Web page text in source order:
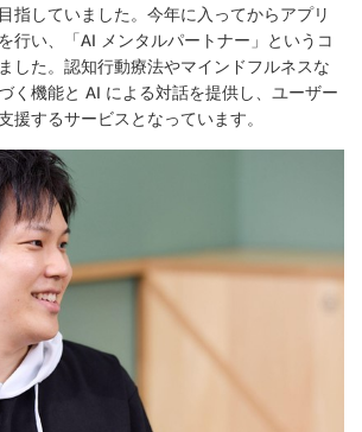
指していました。今年に入ってからアプリ
行い、「AI メンタルパートナー」というコ
した。認知行動療法やマインドフルネスな
く機能と AI による対話を提供し、ユーザー
援するサービスとなっています。